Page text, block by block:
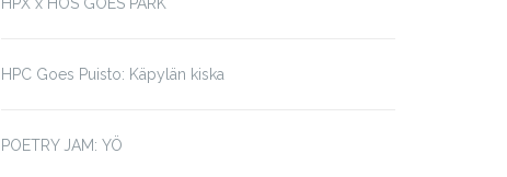
HPC Goes Puisto: Käpylän kiska
POETRY JAM: YÖ